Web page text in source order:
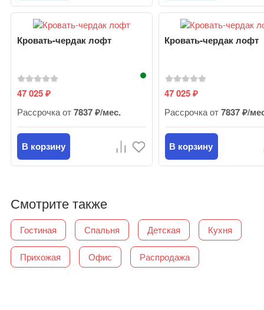
Кровать-чердак лофт
47 025₽
Рассрочка от7837 ₽/мес.
В корзину
Кровать-чердак лофт
47 025₽
Рассрочка от7837 ₽/
В корзину
Смотрите также
Гостиная Спальня Детская Кухня
Прихожая Офис Распродажа